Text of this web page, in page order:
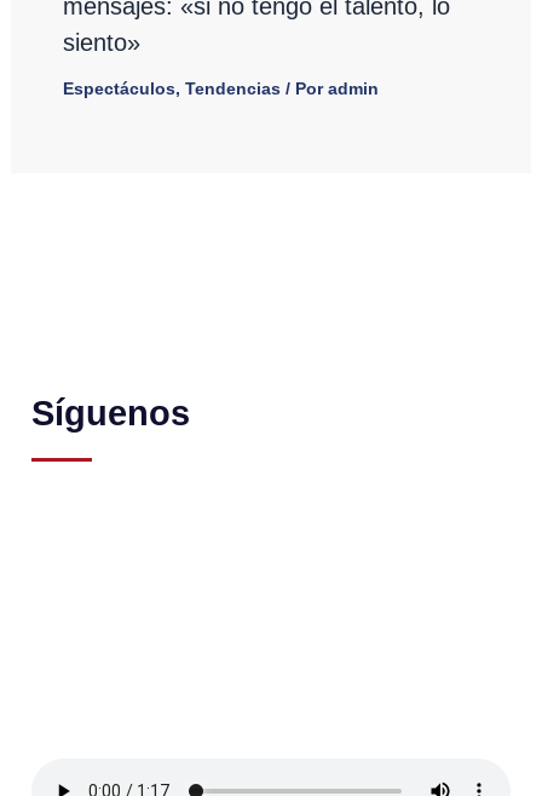
mensajes: «si no tengo el talento, lo
siento»
Espectáculos, Tendencias/ Poradmin
Síguenos